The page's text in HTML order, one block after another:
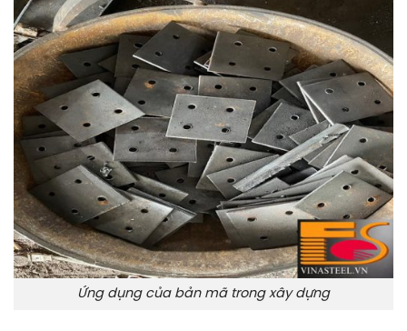
Ứng dụng của bản mã trong xây dựng